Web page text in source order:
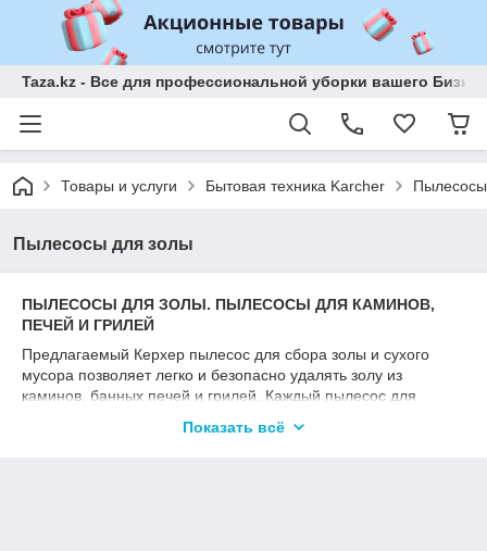
Taza.kz - Все для профессиональной уборки вашего
Товары и услуги Бытовая техника Karcher Пылесосы
Пылесосы для золы
ПЫЛЕСОСЫ ДЛЯ ЗОЛЫ. ПЫЛЕСОСЫ ДЛЯ КАМИНОВ,
ПЕЧЕЙ И ГРИЛЕЙ
Предлагаемый Керхер пылесос для сбора золы и сухого
мусора позволяет легко и безопасно удалять золу из
каминов, банных печей и грилей. Каждый пылесос для
насадок для повышения удобства уборки и надежным
Показать всё